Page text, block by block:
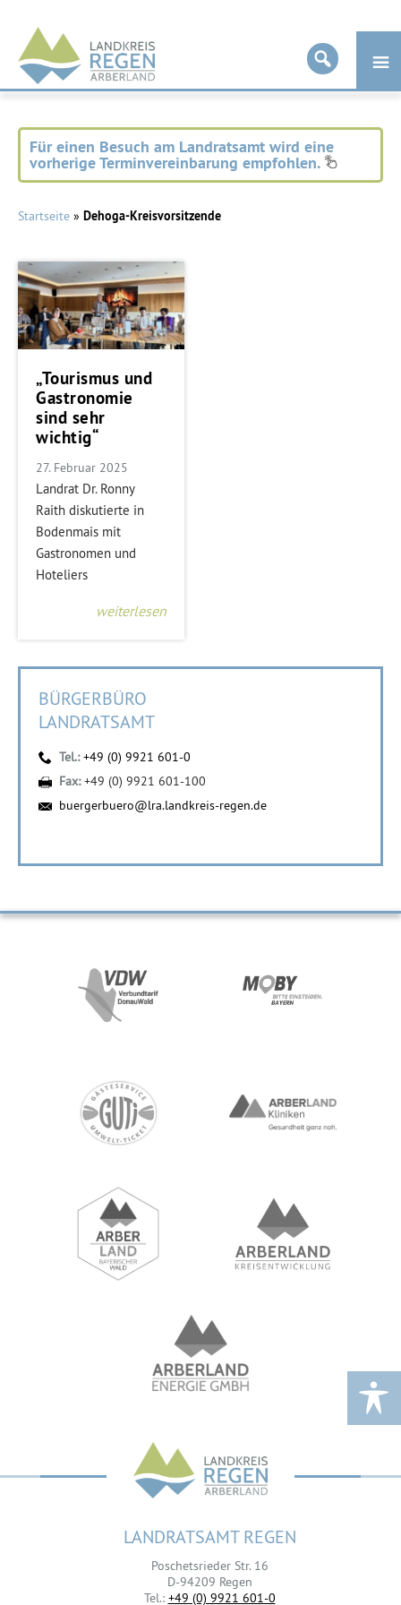
Landkreis
Regen
Für einen Besuch am Landratsamt wird eine
vorherige Terminvereinbarung empfohlen.
Startseite » Dehoga-Kreisvorsitzende
„Tourismus und
Gastronomie
sind sehr
wichtig“
27. Februar 2025
Landrat Dr. Ronny
Raith diskutierte in
Bodenmais mit
Gastronomen und
Hoteliers
weiterlesen
BÜRGERBÜRO
LANDRATSAMT
Tel.:+49 (0) 9921 601-0
Fax:+49 (0) 9921 601-100
buergerbuero@lra.landkreis-regen.de
LANDRATSAMT REGEN
Poschetsrieder Str. 16
D-94209 Regen
Tel.: +49 (0) 9921 601-0